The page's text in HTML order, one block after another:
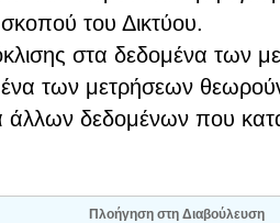
σκοπού του Δικτύου.
στα δεδομένα των
των μετρήσεων
άλλων δεδομένων που
Πλοήγηση στη Διαβούλευση